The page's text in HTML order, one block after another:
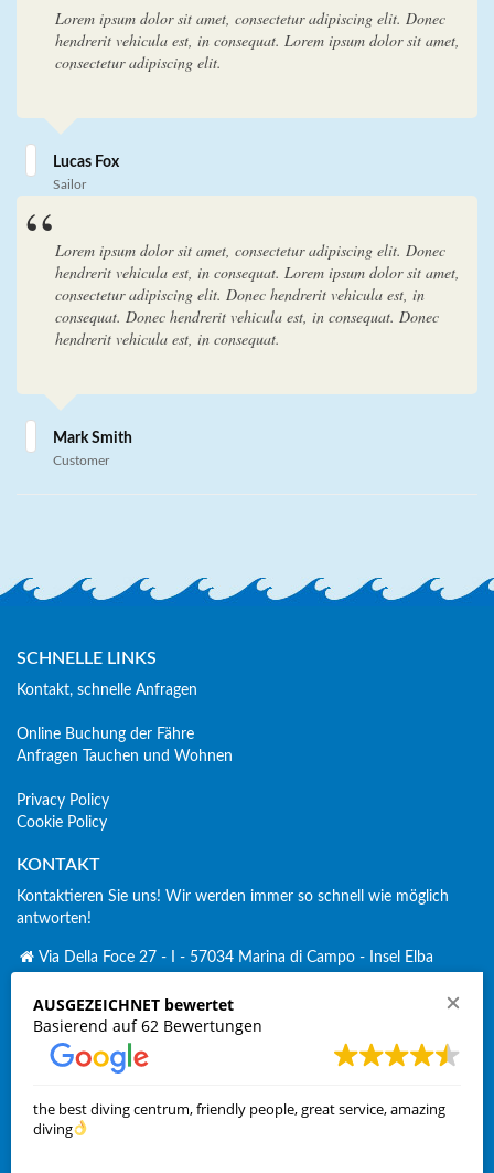
Lorem ipsum dolor sit amet, consectetur adipiscing elit. Donec
hendrerit vehicula est, in consequat. Lorem ipsum dolor sit amet,
consectetur adipiscing elit.
Lucas Fox
Sailor
Lorem ipsum dolor sit amet, consectetur adipiscing elit. Donec
hendrerit vehicula est, in consequat. Lorem ipsum dolor sit amet,
consectetur adipiscing elit. Donec hendrerit vehicula est, in
consequat. Donec hendrerit vehicula est, in consequat. Donec
hendrerit vehicula est, in consequat.
Mark Smith
Customer
SCHNELLE LINKS
Kontakt, schnelle Anfragen
Online Buchung der Fähre
Anfragen Tauchen und Wohnen
Privacy Policy
Cookie Policy
KONTAKT
Kontaktieren Sie uns! Wir werden immer so schnell wie möglich
antworten!
Via Della Foce 27 - I - 57034 Marina di Campo - Insel Elba
Click to Call
spirosub-volki@elbalink.it
volki.ka@gmx.de
AUSGEZEICHNET bewertet
Basierend auf 62 Bewertungen
the best diving centrum, friendly people, great service, amazing
diving